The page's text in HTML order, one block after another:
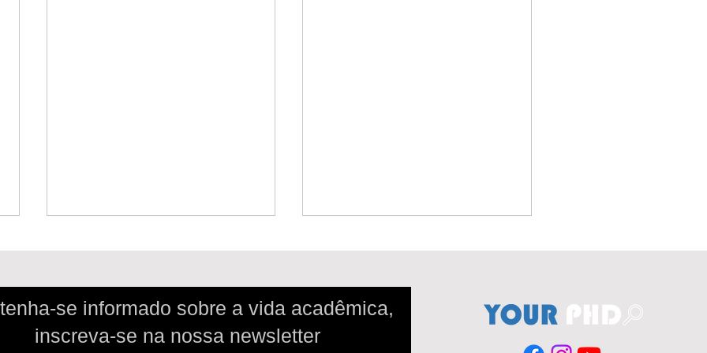
se informado sobre a vida acadêmica,
inscreva-se na nossa newsletter